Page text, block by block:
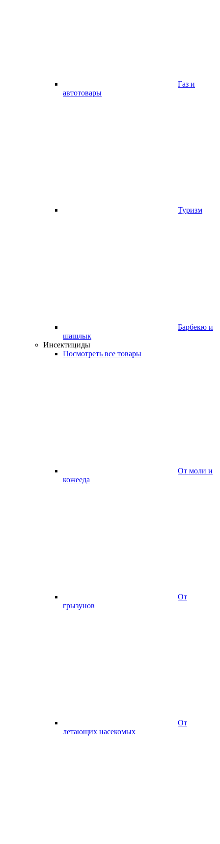
Газ и
автотовары
Туризм
Барбекю и
шашлык
Инсектициды
Посмотреть все товары
От моли и
кожееда
От
грызунов
От
летающих насекомых